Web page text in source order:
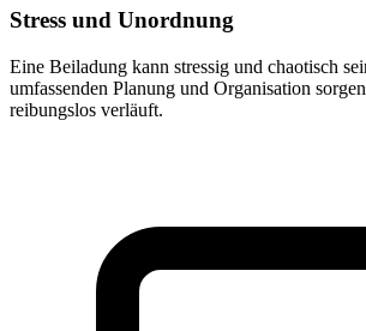
Stress und Unordnung
Eine Beiladung kann stressig und chaotisch
umfassenden Planung und Organisation
reibungslos verläuft.